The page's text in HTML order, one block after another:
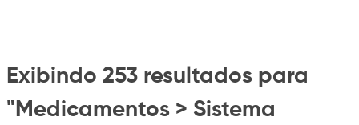
Exibindo 253 resultados para
"Medicamentos > Sistema